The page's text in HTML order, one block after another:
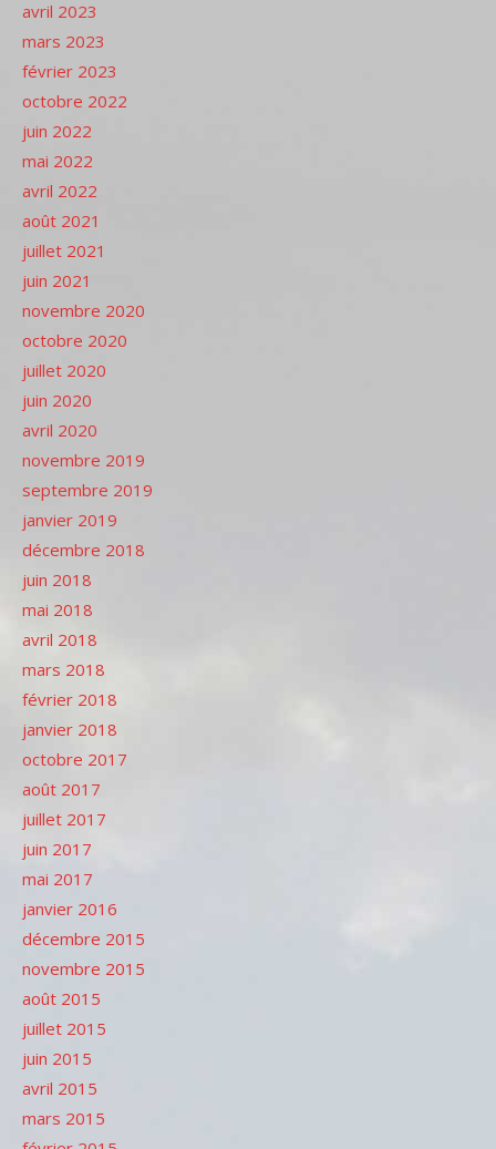
avril 2023
mars 2023
février 2023
octobre 2022
juin 2022
mai 2022
avril 2022
août 2021
juillet 2021
juin 2021
novembre 2020
octobre 2020
juillet 2020
juin 2020
avril 2020
novembre 2019
septembre 2019
janvier 2019
décembre 2018
juin 2018
mai 2018
avril 2018
mars 2018
février 2018
janvier 2018
octobre 2017
août 2017
juillet 2017
juin 2017
mai 2017
janvier 2016
décembre 2015
novembre 2015
août 2015
juillet 2015
juin 2015
avril 2015
mars 2015